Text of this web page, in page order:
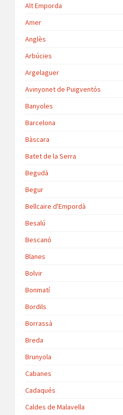
Alt Emporda
Amer
Anglès
Arbúcies
Argelaguer
Avinyonet de Puigventós
Banyoles
Barcelona
Bàscara
Batet de la Serra
Begudà
Begur
Bellcaire d'Empordà
Besalú
Bescanó
Blanes
Bolvir
Bonmatí
Bordils
Borrassà
Breda
Brunyola
Cabanes
Cadaqués
Caldes de Malavella